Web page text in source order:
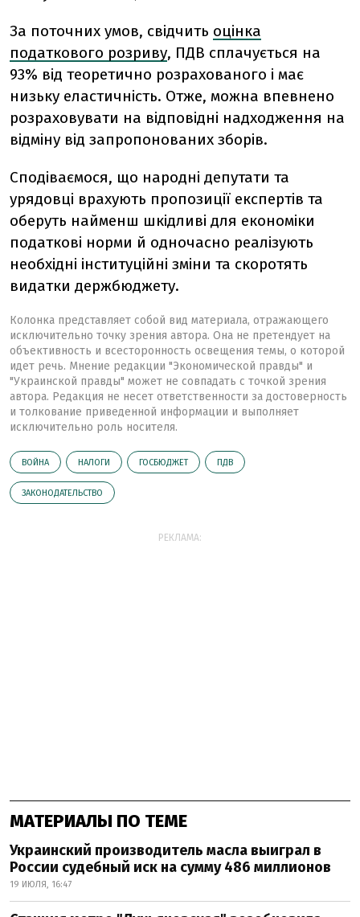
За поточних умов, свідчить оцінка
податкового розриву, ПДВ сплачується на
93% від теоретично розрахованого і має
низьку еластичність. Отже, можна впевнено
розраховувати на відповідні надходження на
відміну від запропонованих зборів.
Сподіваємося, що народні депутати та
урядовці врахують пропозиції експертів та
оберуть найменш шкідливі для економіки
податкові норми й одночасно реалізують
необхідні інституційні зміни та скоротять
видатки держбюджету.
Колонка представляет собой вид материала, отражающего
исключительно точку зрения автора. Она не претендует на
объективность и всесторонность освещения темы, о которой
идет речь. Мнение редакции "Экономической правды" и
"Украинской правды" может не совпадать с точкой зрения
автора. Редакция не несет ответственности за достоверность
и толкование приведенной информации и выполняет
исключительно роль носителя.
ВОЙНА НАЛОГИ ГОСБЮДЖЕТ ПДВ
ЗАКОНОДАТЕЛЬСТВО
РЕКЛАМА:
МАТЕРИАЛЫ ПО ТЕМЕ
Украинский производитель масла выиграл в
России судебный иск на сумму 486 миллионов
19 ИЮЛЯ, 16:47